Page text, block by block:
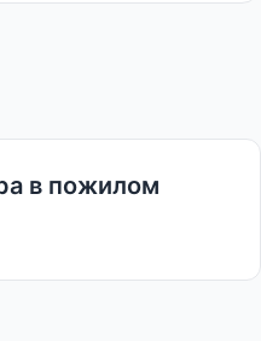
в пожилом